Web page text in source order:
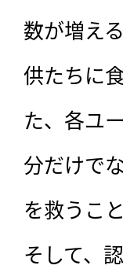
数が増え
供たちに
た、各ユ
分だけで
を救うこ
そして、